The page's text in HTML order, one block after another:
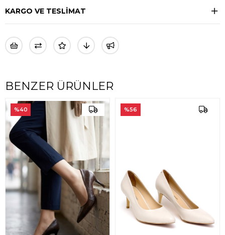
KARGO VE TESLİMAT
BENZER ÜRÜNLER
%40 %56